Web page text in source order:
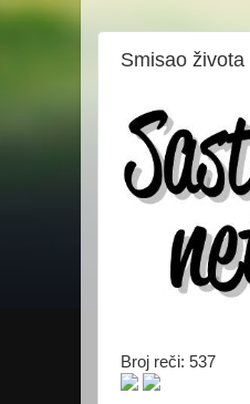
Smisao
Broj reči: 537